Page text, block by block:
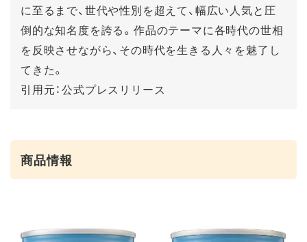
に至るまで、世代や性別を超えて、幅広い人気と圧
倒的な知名度を誇る。作品のテーマに各時代の世相
を反映させながら、その時代を生きる人々を魅了し
てきた。
引用元：公式プレスリリース
商品情報